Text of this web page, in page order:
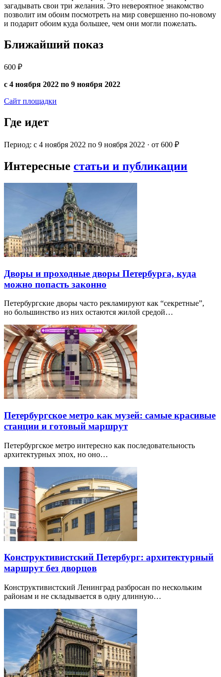
загадывать свои три желания. Это невероятное знакомство
позволит им обоим посмотреть на мир совершенно по-новому
и подарит обоим куда большее, чем они могли пожелать.
Ближайший показ
600 ₽
с 4 ноября 2022 по 9 ноября 2022
Сайт площадки
Где идет
Период: с 4 ноября 2022 по 9 ноября 2022 · от 600 ₽
Интересные статьи и публикации
Дворы и проходные дворы Петербурга, куда
можно попасть законно
Петербургские дворы часто рекламируют как “секретные”,
но большинство из них остаются жилой средой…
Петербургское метро как музей: самые красивые
станции и готовый маршрут
Петербургское метро интересно как последовательность
архитектурных эпох, но оно…
Конструктивистский Петербург: архитектурный
маршрут без дворцов
Конструктивистский Ленинград разбросан по нескольким
районам и не складывается в одну длинную…